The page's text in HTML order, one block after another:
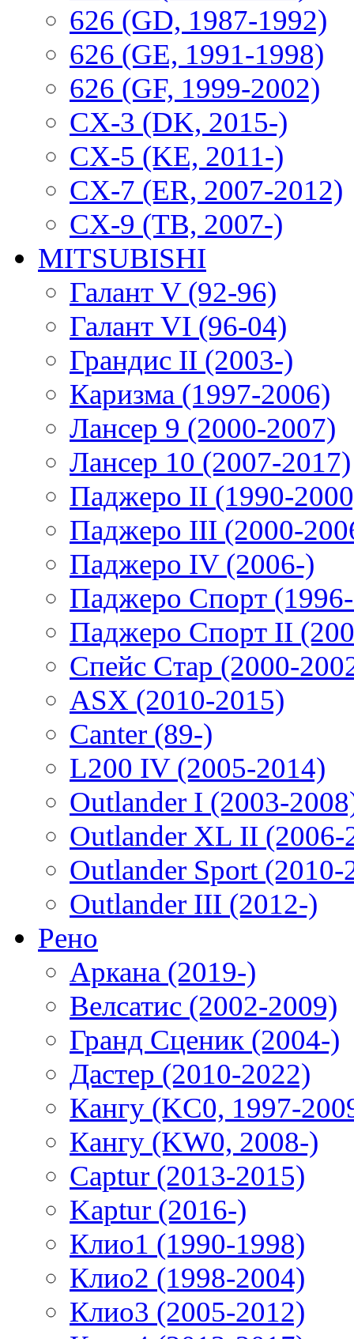
626 (GD, 1987-1992)
626 (GE, 1991-1998)
626 (GF, 1999-2002)
CX-3 (DK, 2015-)
CX-5 (KE, 2011-)
CX-7 (ER, 2007-2012)
CX-9 (TB, 2007-)
MITSUBISHI
Галант V (92-96)
Галант VI (96-04)
Грандис II (2003-)
Каризма (1997-2006)
Лансер 9 (2000-2007)
Лансер 10 (2007-2017)
Паджеро II (1990-
Паджеро III (2000-
Паджеро IV (2006-)
Паджеро Спорт
Паджеро Спорт II
Спейс Стар (2000-
ASX (2010-2015)
Canter (89-)
L200 IV (2005-2014)
Outlander I (2003-
Outlander XL II (2006-
Outlander Sport (2010-
Outlander III (2012-)
Рено
Аркана (2019-)
Велсатис (2002-2009)
Гранд Сценик (2004-)
Дастер (2010-2022)
Кангу (KC0, 1997-
Кангу (KW0, 2008-)
Captur (2013-2015)
Kaptur (2016-)
Клио1 (1990-1998)
Клио2 (1998-2004)
Клио3 (2005-2012)